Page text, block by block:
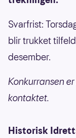
Svarfrist:
blir trukket
desember.
Konkurransen
kontaktet.
Historisk